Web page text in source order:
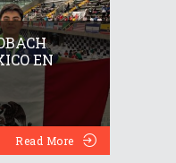
EN
Read More